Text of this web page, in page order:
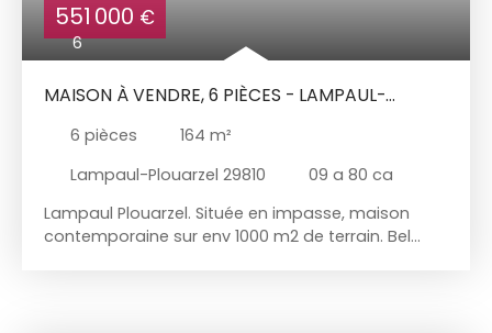
551 000 €
6
MAISON À VENDRE, 6 PIÈCES - LAMPAUL-
6 pièces 164 m²
Lampaul-Plouarzel 29810
09 a 80 ca
Lampaul Plouarzel. Située en impasse, maison
contemporaine sur env 1000 m2 de terrain. Bel